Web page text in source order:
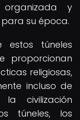
y
su época.
estos túneles
proporcionan
religiosas,
incluso de
civilización
túneles, los